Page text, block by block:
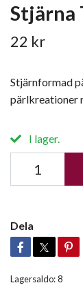
Stjärna
22 kr
Stjärnformad
pärlkreationer
I lager.
Dela
Lagersaldo:8